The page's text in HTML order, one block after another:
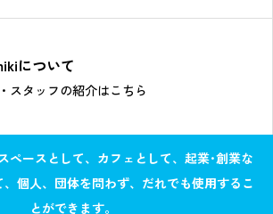
について
スタッフの紹介はこちら
ペースとして、カフェとして、起業･創業な
、個人、団体を問わず、だれでも使用するこ
とができます。